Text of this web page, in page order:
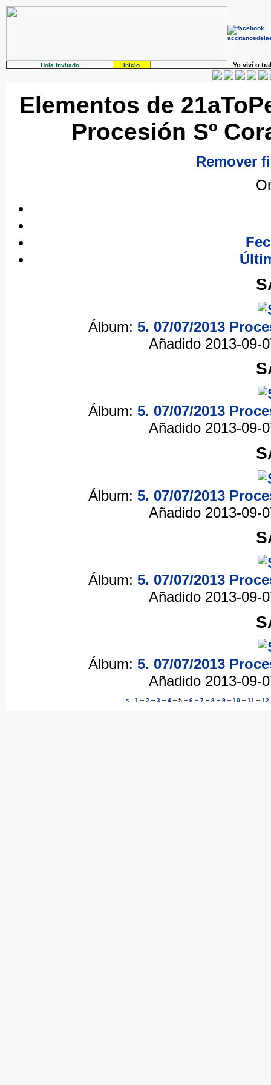
Hola invitado Inicio Yo viví o
Elementos de
Procesión Sº
Remover
Álbum: 5. 07/07/2013
Añadido 2013-09-
Álbum: 5. 07/07/2013
Añadido 2013-09-
Álbum: 5. 07/07/2013
Añadido 2013-09-
Álbum: 5. 07/07/2013
Añadido 2013-09-
Álbum: 5. 07/07/2013
Añadido 2013-09-
< 1 – 2 – 3 – 4 – 5 – 6 – 7 – 8 – 9 – 10 – 11 – 12